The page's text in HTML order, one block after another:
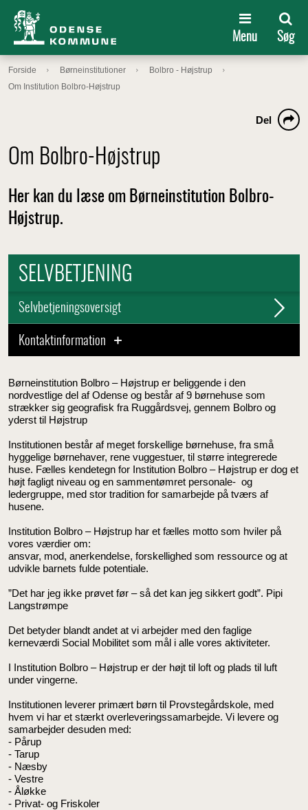
Menu Søg
Forside Børneinstitutioner
Bolbro - Højstrup
Om Institution Bolbro-Højstrup
Om Bolbro-Højstrup
Del
Her kan du læse om Børneinstitution Bolbro-
Højstrup.
SELVBETJENING
Selvbetjeningsoversigt
Kontaktinformation
Børneinstitution Bolbro – Højstrup er beliggende i den
nordvestlige del af Odense og består af 9 børnehuse som
strækker sig geografisk fra Ruggårdsvej, gennem Bolbro og
yderst til Højstrup
Institutionen består af meget forskellige børnehuse, fra små
hyggelige børnehaver, rene vuggestuer, til større integrerede
huse. Fælles kendetegn for Institution Bolbro – Højstrup er dog et
højt fagligt niveau og en sammentømret personale- og
ledergruppe, med stor tradition for samarbejde på tværs af
husene.
Institution Bolbro – Højstrup har et fælles motto som hviler på
vores værdier om:
ansvar, mod, anerkendelse, forskellighed som ressource og at
udvikle barnets fulde potentiale.
”Det har jeg ikke prøvet før – så det kan jeg sikkert godt”. Pipi
Langstrømpe
Det betyder blandt andet at vi arbejder med den faglige
kerneværdi Social Mobilitet som mål i alle vores aktiviteter.
I Institution Bolbro – Højstrup er der højt til loft og plads til luft
under vingerne.
Institutionen leverer primært børn til Provstegårdskole, med
hvem vi har et stærkt overleveringssamarbejde. Vi levere og
samarbejder desuden med:
- Pårup
- Tarup
- Næsby
- Vestre
- Åløkke
- Privat- og Friskoler